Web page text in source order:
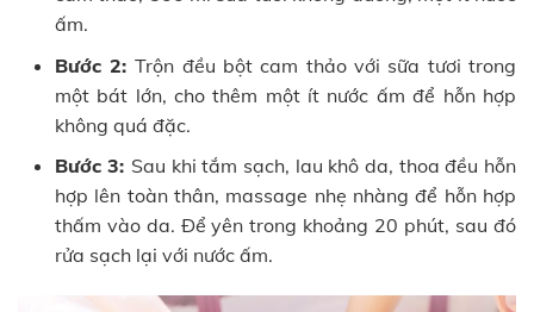
ấm.
Bước 2:Trộn đều bột cam thảo với sữa tươi trong
một bát lớn, cho thêm một ít nước ấm để hỗn hợp
không quá đặc.
Bước 3: Sau khi tắm sạch, lau khô da, thoa đều hỗn
hợp lên toàn thân, massage nhẹ nhàng để hỗn hợp
thấm vào da. Để yên trong khoảng 20 phút, sau đó
rửa sạch lại với nước ấm.